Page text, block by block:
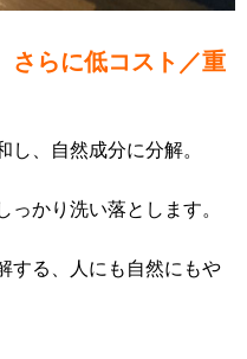
さらに低コスト／重
、自然成分に分解。
かり洗い落とします。
する、人にも自然にもや